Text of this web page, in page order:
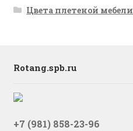
Цвета плетеной мебели
Rotang.spb.ru
+7 (981) 858-23-96